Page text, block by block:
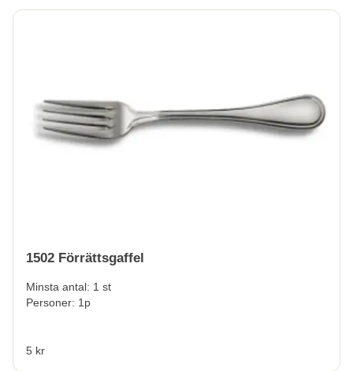
1502 Förrättsgaffel
Minsta antal: 1 st
Personer: 1p
5 kr